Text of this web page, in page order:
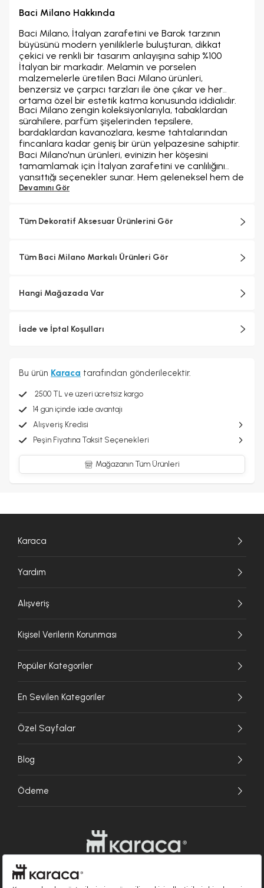
Baci Milano Hakkında
Baci Milano, İtalyan zarafetini ve Barok tarzının
büyüsünü modern yeniliklerle buluşturan, dikkat
çekici ve renkli bir tasarım anlayışına sahip %100
İtalyan bir markadır. Melamin ve porselen
malzemelerle üretilen Baci Milano ürünleri,
benzersiz ve çarpıcı tarzları ile öne çıkar ve her
ortama özel bir estetik katma konusunda iddialıdır.
Baci Milano zengin koleksiyonlarıyla, tabaklardan
sürahilere, parfüm şişelerinden tepsilere,
bardaklardan kavanozlara, kesme tahtalarından
fincanlara kadar geniş bir ürün yelpazesine sahiptir.
Baci Milano'nun ürünleri, evinizin her köşesini
tamamlamak için İtalyan zarafetini ve canlılığını
yansıttığı seçenekler sunar. Hem geleneksel hem de
çağdaş tasarımın en iyi yönlerini bir araya getirerek,
Devamını Gör
Tüm Dekoratif Aksesuar Ürünlerini Gör
Tüm Baci Milano Markalı Ürünleri Gör
Hangi Mağazada Var
İade ve İptal Koşulları
Bu ürün Karaca tarafından gönderilecektir.
2500 TL ve üzeri ücretsiz kargo
14 gün içinde iade avantajı
Alışveriş Kredisi
Peşin Fiyatına Taksit Seçenekleri
Mağazanın Tüm Ürünleri
Karaca
Yardım
Alışveriş
Kişisel Verilerin Korunması
Popüler Kategoriler
En Sevilen Kategoriler
Özel Sayfalar
Blog
Ödeme